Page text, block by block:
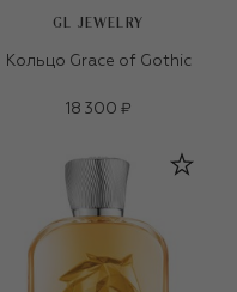
GL JEWELRY
Кольцо Grace of Gothic
18 300 ₽